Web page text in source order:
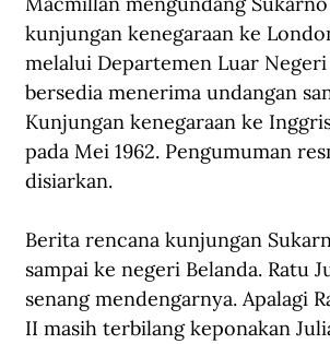
kunjungan kenegaraan ke
melalui Departemen Luar
bersedia menerima undangan
Kunjungan kenegaraan ke
pada Mei 1962. Pengumuman
disiarkan.
Berita rencana kunjungan
sampai ke negeri Belanda. Ratu
senang mendengarnya. Apalagi
II masih terbilang keponakan